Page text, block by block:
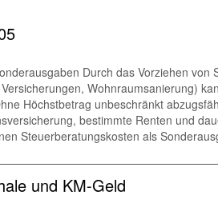
Durch das Vorziehen
Wohnraumsanierung)
Höchstbetrag unbeschränkt
bestimmte Renten und
Steuerberatungskosten als
und KM-Geld